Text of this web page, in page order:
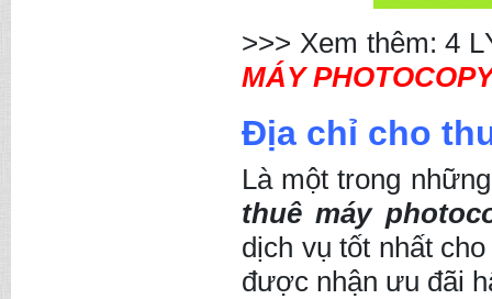
>>> Xem thêm: 4
MÁY
Địa chỉ cho
Là một trong
thuê máy
dịch vụ tốt nhất
được nhận ưu đãi